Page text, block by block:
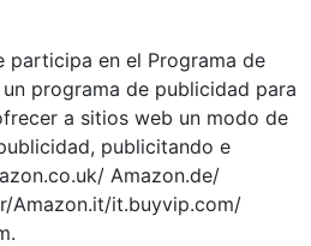
participa en el Programa de
programa de publicidad para
a sitios web un modo de
publicitando e
Amazon.de/
Amazon.it/it.buyvip.com/